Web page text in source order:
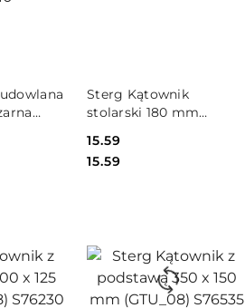
Sterg Kątownik
stolarski 180 mm
Cena:
15.59
Cena:
15.59
DO KOSZYKA